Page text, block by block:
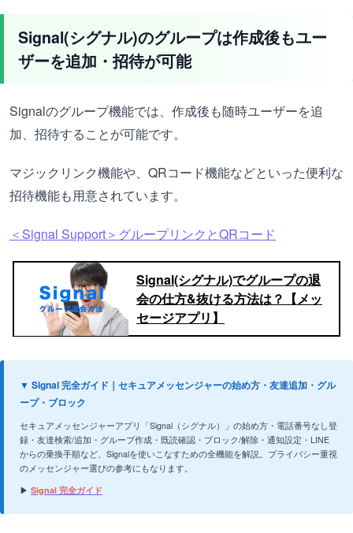
Signal(シグナル)のグループは作成後もユー
ザーを追加・招待が可能
Signalのグループ機能では、作成後も随時ユーザーを追
加、招待することが可能です。
マジックリンク機能や、QRコード機能などといった便利な
招待機能も用意されています。
＜Signal Support＞グループリンクとQRコード
Signal(シグナル)でグループの退
会の仕方&抜ける方法は？【メッ
セージアプリ】
▼ Signal 完全ガイド｜セキュアメッセンジャーの始め方・友達追加・グル
ープ・ブロック
セキュアメッセンジャーアプリ「Signal（シグナル）」の始め方・電話番号なし登
録・友達検索/追加・グループ作成・既読確認・ブロック/解除・通知設定・LINE
からの乗換手順など、Signalを使いこなすための全機能を解説。プライバシー重視
のメッセンジャー選びの参考にもなります。
▶ Signal 完全ガイド